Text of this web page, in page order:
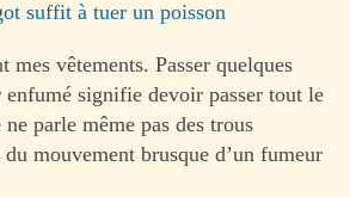
suffit à tuer un poisson
mes vêtements. Passer quelques
enfumé signifie devoir passer tout le
parle même pas des trous
du mouvement brusque d’un fumeur